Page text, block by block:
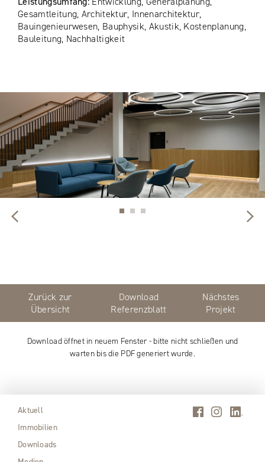
Gesamtleitung, Architektur, Innenarchitektur,
Bauingenieurwesen, Bauphysik, Akustik, Kostenplanung,
Bauleitung, Nachhaltigkeit
Zurück zur
Übersicht
Download
Referenzblatt
Nächstes
Projekt
Download öffnet in neuem Fenster - bitte nicht schließen und
warten bis die PDF generiert wurde.
Aktuell
Immobilien
Downloads